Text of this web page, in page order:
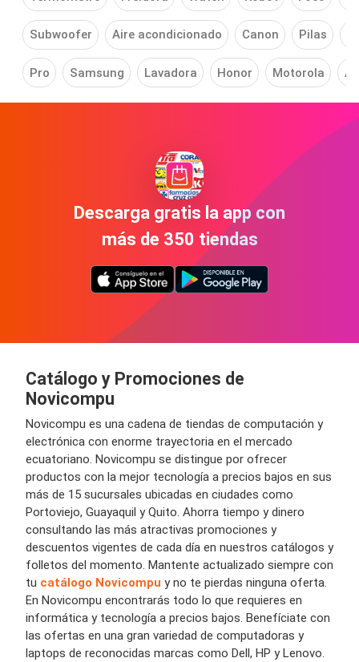
Subwoofer Aire acondicionado Canon Pilas
Pro Samsung Lavadora Honor Motorola
Descarga gratis la app con
más de 350 tiendas
Catálogo y Promociones de
Novicompu
Novicompu es una cadena de tiendas de computación y
electrónica con enorme trayectoria en el mercado
ecuatoriano. Novicompu se distingue por ofrecer
productos con la mejor tecnología a precios bajos en sus
más de 15 sucursales ubicadas en ciudades como
Portoviejo, Guayaquil y Quito. Ahorra tiempo y dinero
consultando las más atractivas promociones y
descuentos vigentes de cada día en nuestros catálogos y
folletos del momento. Mantente actualizado siempre con
tu catálogo Novicompu y no te pierdas ninguna oferta.
En Novicompu encontrarás todo lo que requieres en
informática y tecnología a precios bajos. Benefíciate con
las ofertas en una gran variedad de computadoras y
laptops de reconocidas marcas como Dell, HP y Lenovo.